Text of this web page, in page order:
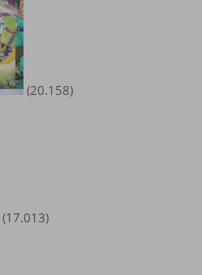
(20.158)
(17.013)